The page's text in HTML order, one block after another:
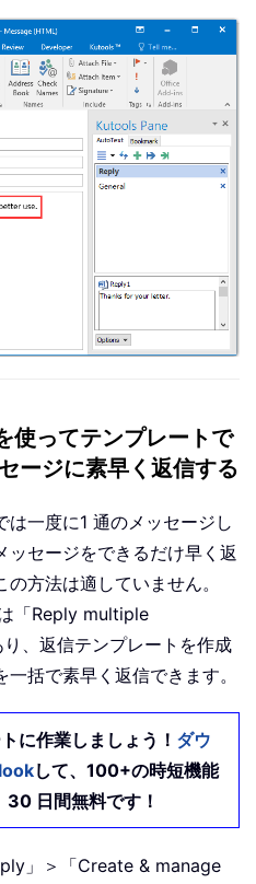
ってテンプレートで
ージに素早く返信する
一度に1 通のメッセージし
セージをできるだけ早く返
方法は適していません。
「Reply multiple
り、返信テンプレートを作成
括で素早く返信できます。
に作業しましょう！ ダウ
して、100+の時短機能
日間無料です！
」＞「Create & manage